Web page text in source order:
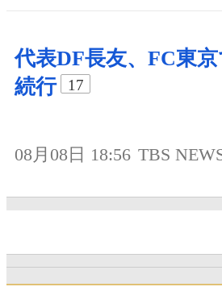
代表DF長友、FC東
続行
17
08月08日 18:56 TBS